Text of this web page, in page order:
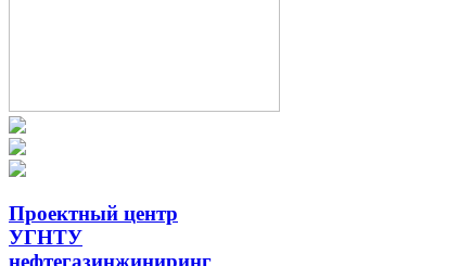
Проектный центр
УГНТУ
нефтегазинжиниринг